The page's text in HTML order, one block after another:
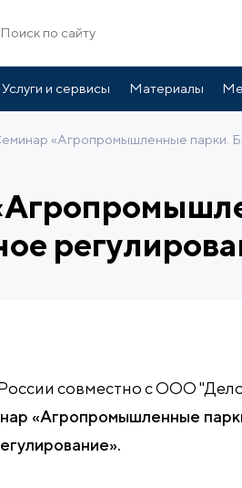
Услуги и сервисы Материалы
«Агропромышленные парки.
совместно с ООО
«Агропромышленные